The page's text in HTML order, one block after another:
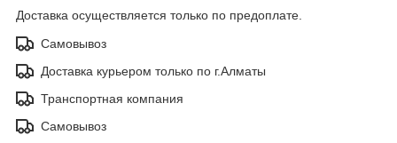
Доставка осуществляется только по предоплате.
Самовывоз
Доставка курьером только по г.Алматы
Транспортная компания
Самовывоз